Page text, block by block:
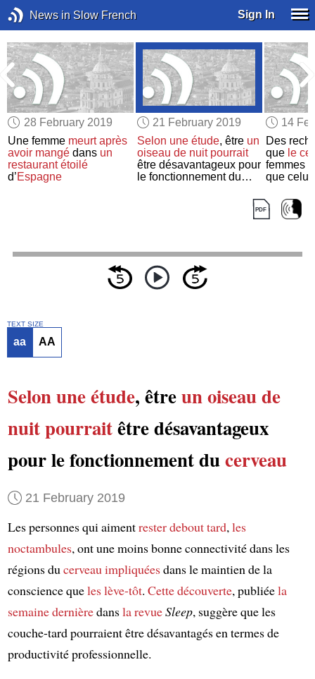
News in Slow French Sign In
28 February 2019
Une femme meurt après
avoir mangé dans un
restaurant étoilé
d’Espagne
21 February 2019
Selon une étude, être un
oiseau de nuit pourrait
être désavantageux pour
le fonctionnement du
14
Des
que le
femmes
que celui
TEXT SIZE
aa AA
Selonune étude, êtreun oiseau de
nuitpourraitêtre désavantageux
pour le fonctionnement ducerveau
21 February 2019
Les personnes qui aimentrester debouttard,les
noctambules, ont une moins bonne connectivité dans les
régions ducerveauimpliquéesdans le maintien de la
conscience queles lève-tôt. Cette découverte, publiéela
semaine dernièredansla revueSleep, suggère que les
couche-tard pourraient être désavantagés en termes de
productivité professionnelle.